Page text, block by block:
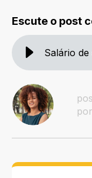
Escute o post